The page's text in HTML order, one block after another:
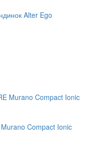
Alter Ego
Compact Ionic